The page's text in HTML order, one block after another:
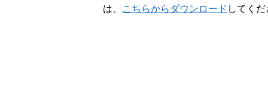
は、 こちらからダウンロード してく